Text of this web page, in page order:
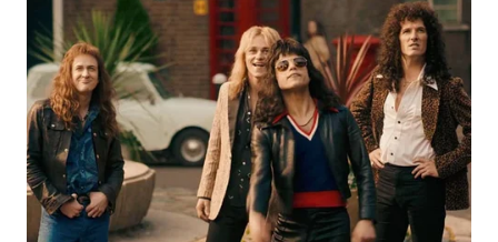
WN
TANGERANG
WN
BINJAI
WN
CIREBON